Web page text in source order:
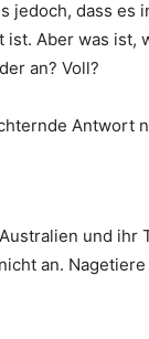
jedoch, dass es
Aber was ist,
an? Voll?
Antwort
und ihr
an.